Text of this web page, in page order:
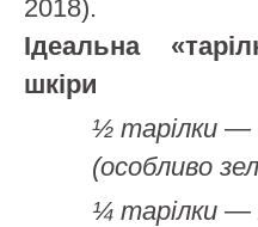
2018).
Ідеальна
шкіри
½ тарілки —
(особливо
¼ тарілки —